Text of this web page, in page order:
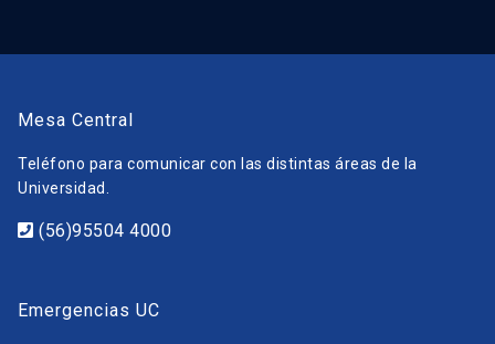
Mesa Central
Teléfono para comunicar con las distintas áreas de la
Universidad.
(56)95504 4000
Emergencias UC